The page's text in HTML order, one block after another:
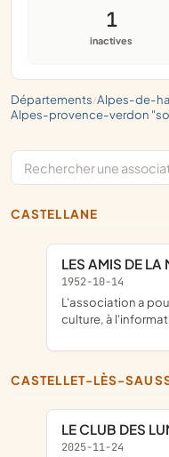
départements/ alpes-de-
alpes-provence-verdon "sources de
1
inactives
CASTELLANE
LES AMIS DE
1952-10-14
l'association a pour but de contribuer aux loisirs, à la
culture, à
CASTELLET-LÈS-
LE CLUB DES
2025-11-24